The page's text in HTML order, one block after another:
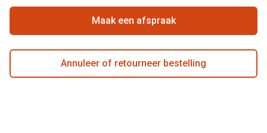
ActievoorwaardenMaak een afspraak
Annuleer of retourneer bestelling